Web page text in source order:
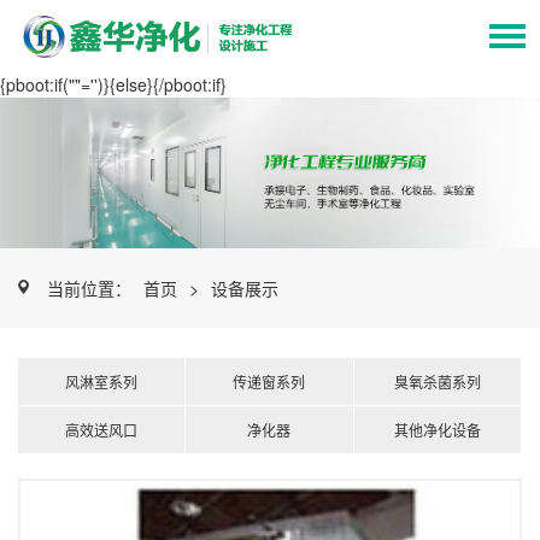
{pboot:if(""='')}{else}{/pboot:if}
当前位置： 首页 > 设备展示
风淋室系列 传递窗系列 臭氧杀菌系列
高效送风口 净化器 其他净化设备